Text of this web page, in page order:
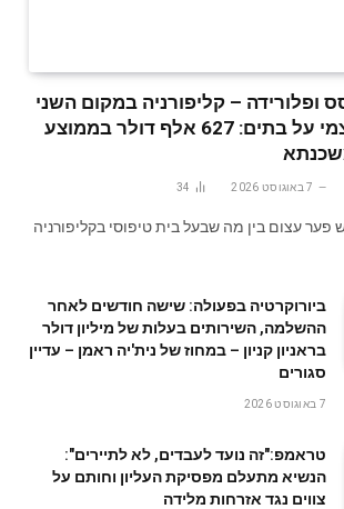
ופלורידה – קליפורניה במקום השני
בערכי ההון העצמי על בתים: 627 אלף דולר בממוצע
7 באוגוסט 2026 34
פער עצום בין מה שבעל בית טיפוסי בקליפורניה
ביורוקרטיה בפעולה: שישה חודשים לאחר
ההשלמה, השירותים בעלות של מיליון דולר
בראניון קניון – במחוז של נית'יה ראמן – עדיין
סגורים
7 באוגוסט 2026
טראמפ:"זה נועד לעבדים, לא לתיירים":
הנשיא מתעלם מפסיקת העליון וחותם על
צווים נגד אזרחות מלידה